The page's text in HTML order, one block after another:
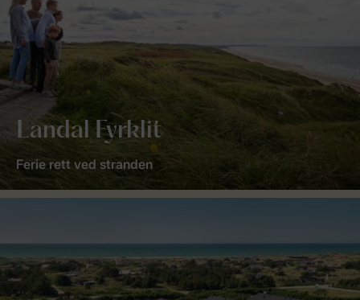
Landal Fyrklit
Ferie rett ved stranden